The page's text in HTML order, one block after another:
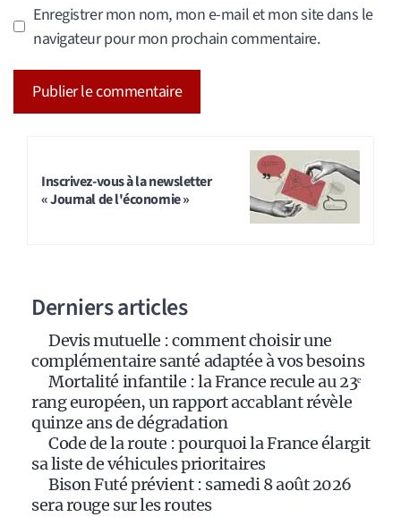
Enregistrer mon nom, mon e-mail et mon site dans le
navigateur pour mon prochain commentaire.
Inscrivez-vous à la newsletter
« Journal de l'économie »
Derniers articles
Devis mutuelle : comment choisir une
complémentaire santé adaptée à vos besoins
Mortalité infantile : la France recule au 23ᵉ
rang européen, un rapport accablant révèle
quinze ans de dégradation
Code de la route : pourquoi la France élargit
sa liste de véhicules prioritaires
Bison Futé prévient : samedi 8 août 2026
sera rouge sur les routes